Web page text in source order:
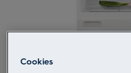
Cookies